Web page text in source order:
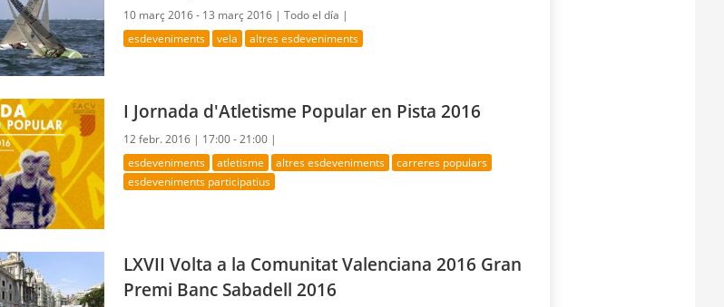
10 març 2016 - 13 març 2016 |Todo el día |
esdeveniments vela altres esdeveniments
I Jornada d'Atletisme Popular en Pista 2016
12 febr. 2016 | 17:00 - 21:00 |
esdeveniments atletisme altres esdeveniments
carreres populars
esdeveniments participatius
LXVII Volta a la Comunitat Valenciana 2016 Gran
Premi Banc Sabadell 2016